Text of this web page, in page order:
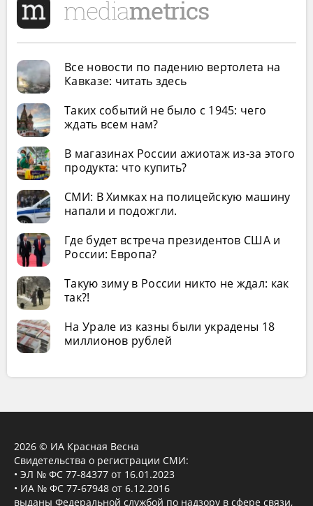
Все новости по падению вертолета на
Кавказе: читать здесь
Таких событий не было с 1945: чего
ждать всем нам?
В магазинах России ажиотаж из-за этого
продукта: что купить?
СМИ: В Химках на полицейскую машину
напали и подожгли.
Где будет встреча президентов США и
России: Европа?
Такую зиму в России никто не ждал: как
так?!
На Урале из казны были украдены 18
миллионов рублей
2026 © ИА Красная Весна
Свидетельства о регистрации СМИ:
• ЭЛ № ФС 77-84377 от 16.01.2023
• ИА № ФС 77-67948 от 6.12.2016
выданы Федеральной службой по надзору в сфере связи,